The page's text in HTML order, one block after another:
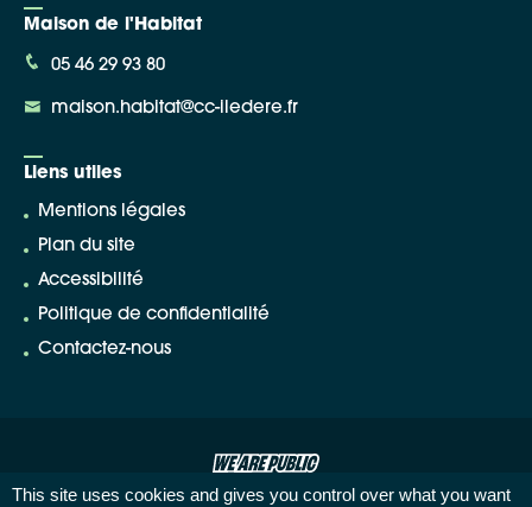
Maison de l'Habitat
05 46 29 93 80
maison.habitat@cc-iledere.fr
Liens utiles
Mentions légales
Plan du site
Accessibilité
Politique de confidentialité
Contactez-nous
This site uses cookies and gives you control over what you want